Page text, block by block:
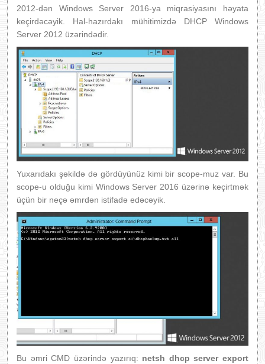
2012-dən Windows Server 2016-ya miqrasiyasını həyata
keçirdəcəyik. Hal-hazırdakı mühitimizdə DHCP Windows
Server 2012 üzərindədir.
Yuxarıdakı şəkildə də gördüyünüz kimi bir scope-muz var. Bu
scope-u olduğu kimi Windows Server 2016 üzərinə keçirtmək
üçün bir neçə əmrdən istifadə edəcəyik.
Bu əmri CMD üzərində yazırıq: netsh dhcp server export